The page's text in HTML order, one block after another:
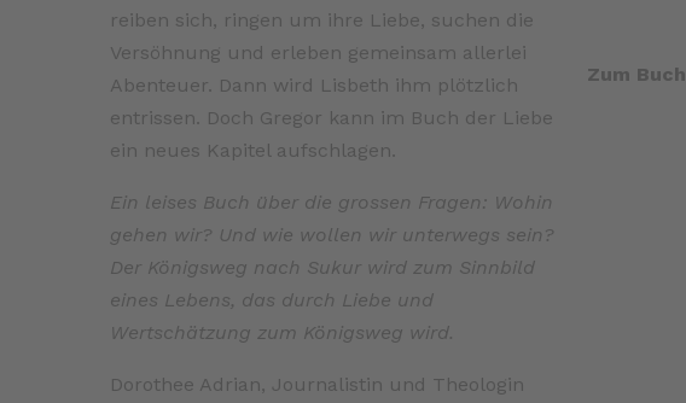
reiben sich, ringen um ihre Liebe, suchen die
Versöhnung und erleben gemeinsam allerlei
Abenteuer. Dann wird Lisbeth ihm plötzlich
entrissen. Doch Gregor kann im Buch der Liebe
ein neues Kapitel aufschlagen.
Ein leises Buch über die grossen Fragen: Wohin
gehen wir? Und wie wollen wir unterwegs sein?
Der Königsweg nach Sukur wird zum Sinnbild
eines Lebens, das durch Liebe und
Wertschätzung zum Königsweg wird.
Dorothee Adrian, Journalistin und Theologin
Zum Buch